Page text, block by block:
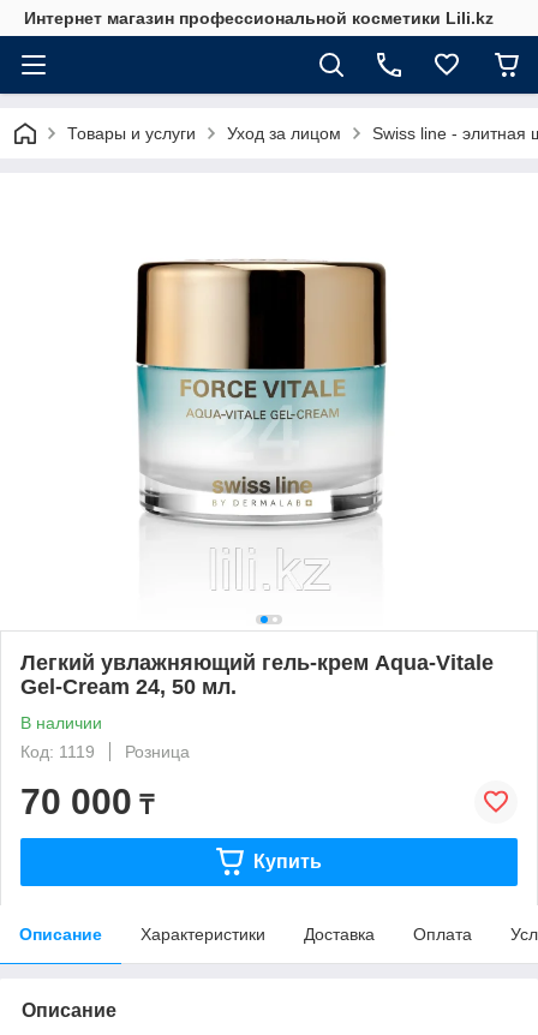
Интернет магазин профессиональной косметики Lili.kz
Товары и услуги Уход за лицом Swiss line - элитная
Легкий увлажняющий гель-крем Aqua-Vitale
Gel-Cream 24, 50 мл.
В наличии
Код: 1119
Розница
70 000 ₸
Купить
Описание Характеристики Доставка Оплата
Описание